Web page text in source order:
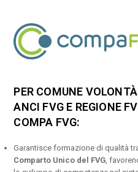
PER COMUNE
ANCI FVG E REGIONE
COMPA FVG:
Garantisce formazione di qualità
Comparto Unico del FVG ,